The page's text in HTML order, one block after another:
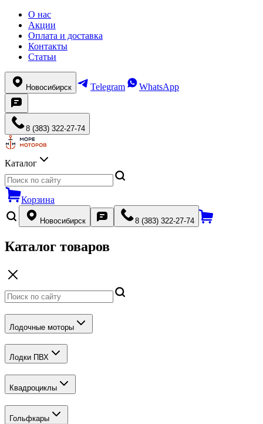
О нас
Акции
Оплата и доставка
Контакты
Статьи
Новосибирск Telegram WhatsApp
8 (383) 322-27-74
Каталог
Корзина
Новосибирск 8 (383) 322-27-74
Каталог товаров
Лодочные моторы
Лодки ПВХ
Квадроциклы
Гольфкары